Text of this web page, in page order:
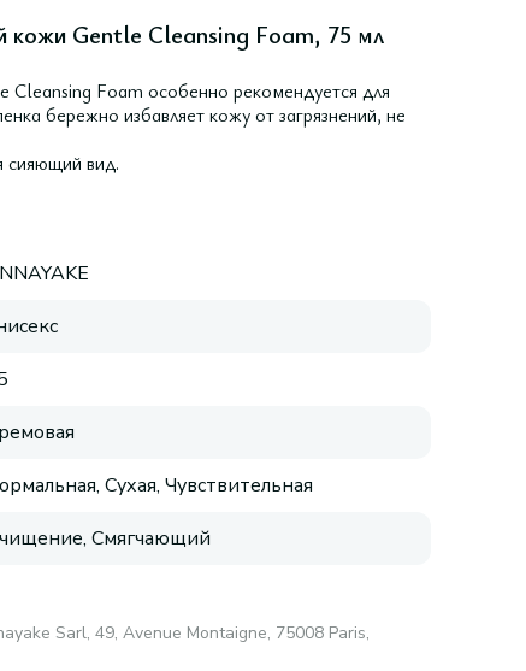
кожи Gentle Cleansing Foam, 75 мл
Foam особенно рекомендуется для
бережно избавляет кожу от загрязнений, не
сияющий вид.
Сухая, Чувствительная
Смягчающий
Sarl, 49, Avenue Montaigne, 75008 Paris,